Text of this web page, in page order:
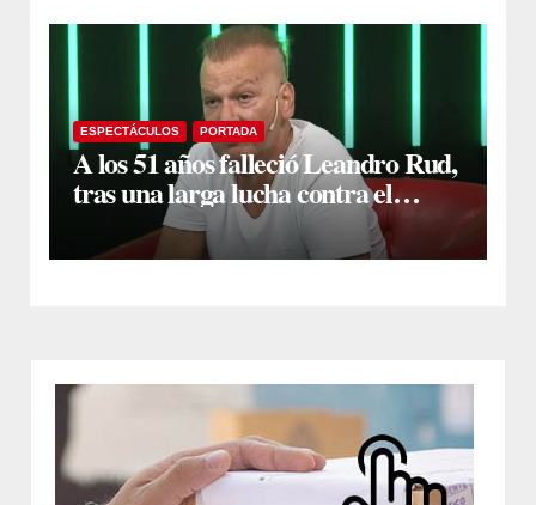
ESPECTÁCULOS PORTADA
A los 51 años falleció Leandro Rud,
tras una larga lucha contra el